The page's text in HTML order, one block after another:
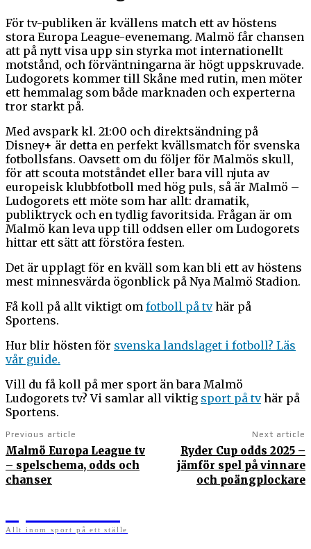
För tv-publiken är kvällens match ett av höstens
stora Europa League-evenemang. Malmö får chansen
att på nytt visa upp sin styrka mot internationellt
motstånd, och förväntningarna är högt uppskruvade.
Ludogorets kommer till Skåne med rutin, men möter
ett hemmalag som både marknaden och experterna
tror starkt på.
Med avspark kl. 21:00 och direktsändning på
Disney+ är detta en perfekt kvällsmatch för svenska
fotbollsfans. Oavsett om du följer för Malmös skull,
för att scouta motståndet eller bara vill njuta av
europeisk klubbfotboll med hög puls, så är Malmö –
Ludogorets ett möte som har allt: dramatik,
publiktryck och en tydlig favoritsida. Frågan är om
Malmö kan leva upp till oddsen eller om Ludogorets
hittar ett sätt att förstöra festen.
Det är upplagt för en kväll som kan bli ett av höstens
mest minnesvärda ögonblick på Nya Malmö Stadion.
Få koll på allt viktigt om fotboll på tvhär på
Sportens.
Hur blir hösten för svenska landslaget i fotboll? Läs
vår guide.
Vill du få koll på mer sport än bara Malmö
Ludogorets tv? Vi samlar all viktig sport på tvhär på
Sportens.
Previous article
Malmö Europa League tv
– spelschema, odds och
chanser
Next article
Ryder Cup odds 2025 –
jämför spel på vinnare
och poängplockare
Allt inom sport på ett ställe